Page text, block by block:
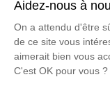
Nos agences
Pompes Funèbres
03 74 11 11 82